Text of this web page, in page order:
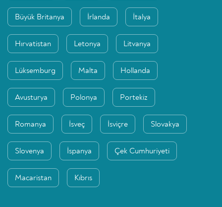
Büyük Britanya İrlanda İtalya
Hırvatistan Letonya Litvanya
Lüksemburg Malta Hollanda
Avusturya Polonya Portekiz
Romanya İsveç İsviçre Slovakya
Slovenya İspanya Çek Cumhuriyeti
Macaristan Kıbrıs